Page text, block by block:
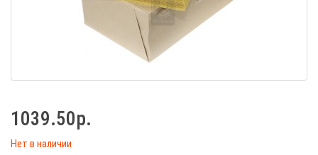
1039.50р.
Нет в наличии